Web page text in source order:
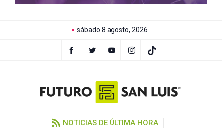
sábado 8 agosto, 2026
NOTICIAS DE ÚLTIMA HORA